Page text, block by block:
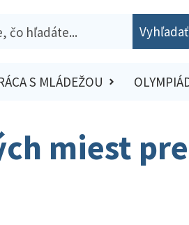
Vyhľadať
S MLÁDEŽOU
miest pre